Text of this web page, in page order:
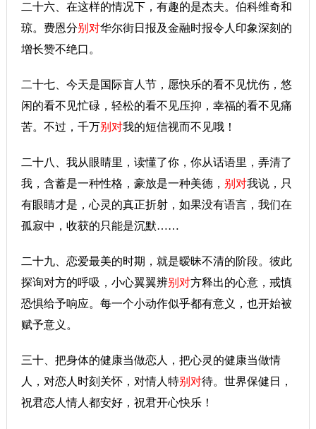
二十六、在这样的情况下，有趣的是杰夫。伯科维奇和
琼。费恩分别对华尔街日报及金融时报令人印象深刻的
增长赞不绝口。
二十七、今天是国际盲人节，愿快乐的看不见忧伤，悠
闲的看不见忙碌，轻松的看不见压抑，幸福的看不见痛
苦。不过，千万别对我的短信视而不见哦！
二十八、我从眼睛里，读懂了你，你从话语里，弄清了
我，含蓄是一种性格，豪放是一种美德， 别对我说，只
有眼睛才是，心灵的真正折射，如果没有语言，我们在
孤寂中，收获的只能是沉默……
二十九、恋爱最美的时期，就是暧昧不清的阶段。彼此
探询对方的呼吸，小心翼翼辨别对方释出的心意，戒慎
恐惧给予响应。每一个小动作似乎都有意义，也开始被
赋予意义。
三十、把身体的健康当做恋人，把心灵的健康当做情
人，对恋人时刻关怀，对情人特别对待。世界保健日，
祝君恋人情人都安好，祝君开心快乐！